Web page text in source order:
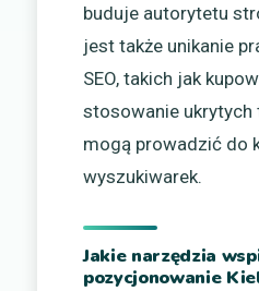
buduje autorytetu
jest także unikanie
SEO, takich jak
stosowanie ukrytych
mogą prowadzić do
wyszukiwarek.
Jakie narzędzia
pozycjonowanie